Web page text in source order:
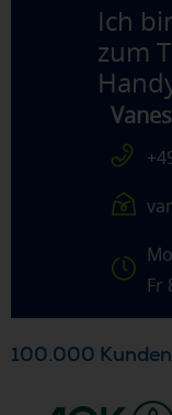
Ich
zum
Fr
100.000